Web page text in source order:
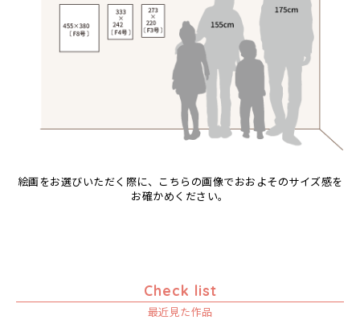
絵画をお選びいただく際に、こちらの画像でおおよそのサイズ感を
お確かめください。
Check list
最近見た作品